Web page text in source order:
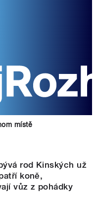
místě
rod Kinských už
koně,
vůz z pohádky